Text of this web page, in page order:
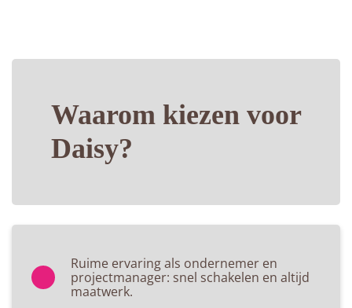
Waarom kiezen voor
Daisy?
Ruime ervaring als ondernemer en
projectmanager: snel schakelen en altijd
maatwerk.